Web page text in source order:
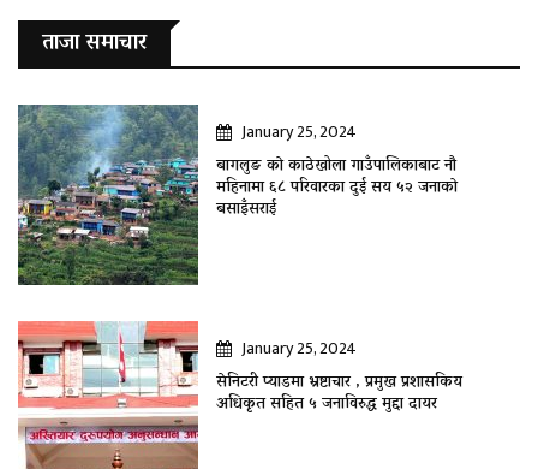
ताजा समाचार
January 25, 2024
बागलुङ काे काठेखोला गाउँपालिकाबाट नौ
महिनामा ६८ परिवारका दुई सय ५२ जनाकाे
बसाइँसराई
January 25, 2024
सेनिटरी प्याडमा भ्रष्टाचार , प्रमुख प्रशासकिय
अधिकृत सहित ५ जनाविरुद्ध मुद्दा दायर